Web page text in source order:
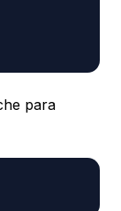
para